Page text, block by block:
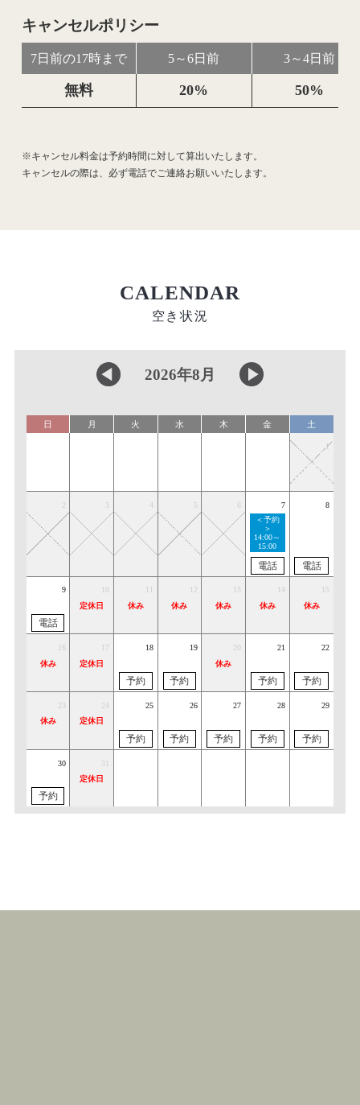
キャンセルポリシー
7日前の17時まで 5～6日前 3～4日前
無料 20% 50%
※キャンセル料金は予約時間に対して算出いたします。
キャンセルの際は、必ず電話でご連絡お願いいたします。
CALENDAR
空き状況
2026年8月
日 月 火 水 木 金 土
1
2 3 4 5 6
7
＜予約
＞
14:00～
15:00
電話
8
電話
9
電話
定休日
休み
12
休み
休み
14
休み
15
休み
16
休み
17
定休日
18
予約
19
予約
20
休み
21
予約
22
予約
23
休み
24
定休日
25
予約
26
予約
27
予約
28
予約
29
予約
30
予約
31
定休日